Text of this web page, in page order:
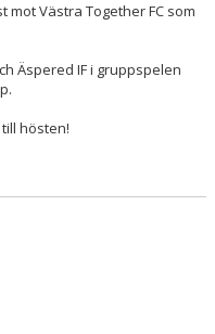
Västra Together FC som
Äspered IF i gruppspelen
hösten!